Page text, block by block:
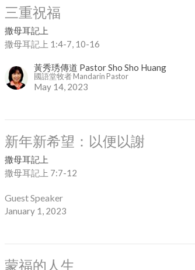
三重祝福
撒母耳記上
撒母耳記上 1:4-7, 10-16
黃秀琇傳道 Pastor Sho Sho Huang
國語堂牧者 Mandarin Pastor
May 14, 2023
新年新希望：以便以謝
撒母耳記上
撒母耳記上 7:7-12
Guest Speaker
January 1, 2023
蒙福的人生